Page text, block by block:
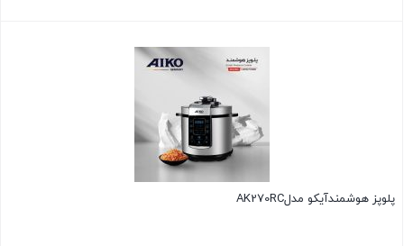
پلوپز هوشمندآیکو مدلAK270RC